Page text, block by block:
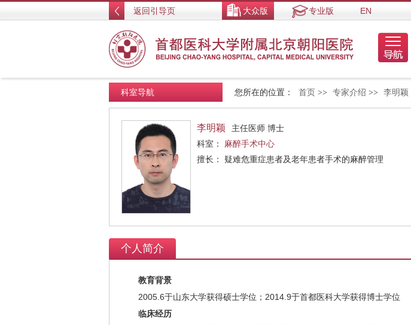
返回引导页 大众版 专业版 EN
您所在的位置： 首页 >> 专家介绍 >> 李明颖
科室导航
李明颖
主任医师 博士
科室： 麻醉手术中心
擅长： 疑难危重症患者及老年患者手术的麻醉管理
个人简介
教育背景
2005.6于山东大学获得硕士学位；2014.9于首都医科大学获得博士学位
临床经历